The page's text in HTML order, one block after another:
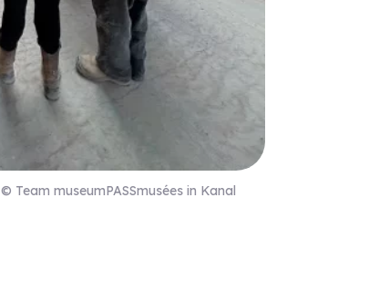
© Team museumPASSmusées in Kanal